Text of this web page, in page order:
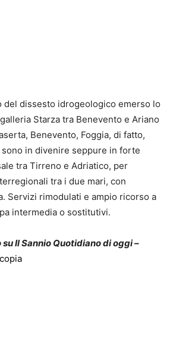
del dissesto idrogeologico emerso lo
Starza tra Benevento e Ariano
Benevento, Foggia, di fatto,
in divenire seppure in forte
tra Tirreno e Adriatico, per
tra i due mari, con
Servizi rimodulati e ampio ricorso a
intermedia o sostitutivi.
Il Sannio Quotidiano di oggi –